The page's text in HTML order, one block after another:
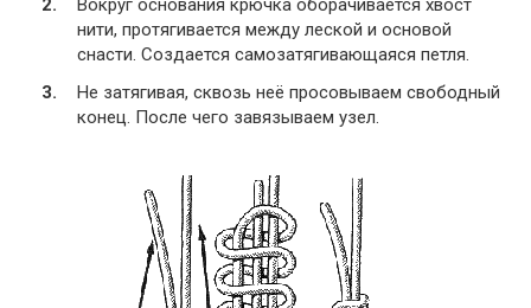
Вокруг основания крючка оборачивается хвост
нити, протягивается между леской и основой
снасти. Создается самозатягивающаяся петля.
Не затягивая, сквозь неё просовываем свободный
конец. После чего завязываем узел.